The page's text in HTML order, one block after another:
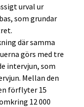
urval ur
som grundar
där samma
görs med tre
intervjun, som
Mellan den
förflyter 15
12 000